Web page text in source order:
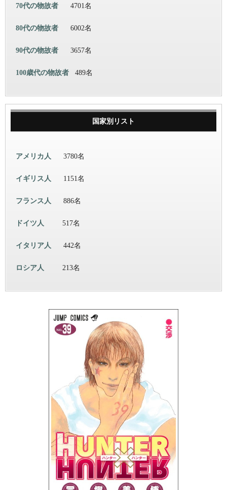
70代の物故者 4701名
80代の物故者 6002名
90代の物故者 3657名
100歳代の物故者 489名
国家別リスト
アメリカ人 3780名
イギリス人 1151名
フランス人 886名
ドイツ人 517名
イタリア人 442名
ロシア人 213名